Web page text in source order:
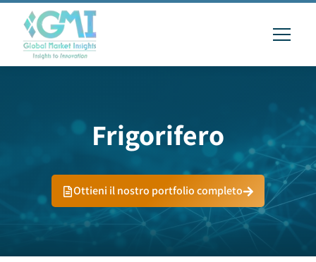
Frigorifero
Ottieni il nostro portfolio completo